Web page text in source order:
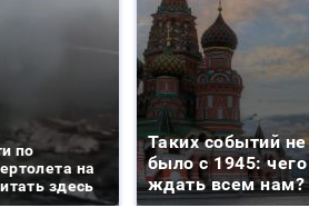
по
на
здесь
Таких событий не
было с 1945: чего
ждать всем нам?